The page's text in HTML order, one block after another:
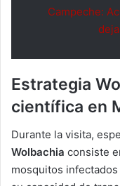
Campeche:
Estrategia
científica en
Durante la visita,
Wolbachia consiste
mosquitos